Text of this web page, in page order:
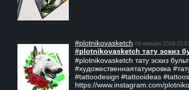
#plotnikovasketch 09 января 2018
#plotnikovasketch тату эскиз
#plotnikovasketch тату эскиз
#художественнаятатуировка
#tattoodesign #tattooideas
https://www.instagram.com/